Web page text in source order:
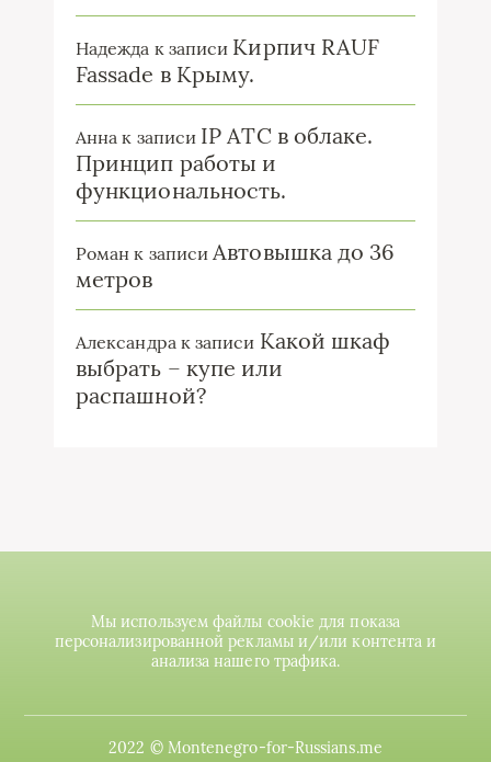
Надежда к записи Кирпич RAUF
Fassade в Крыму.
Анна к записи IP ATC в облаке.
Принцип работы и
функциональность.
Роман к записиАвтовышка до 36
метров
Александрак записи Какой шкаф
выбрать – купе или
распашной?
Мы используем файлы cookie для показа
персонализированной рекламы и/или контента и
анализа нашего трафика.
2022 © Montenegro-for-Russians.me